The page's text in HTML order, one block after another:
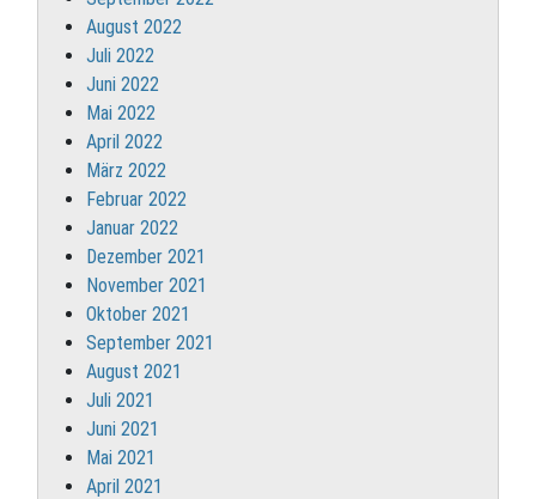
August 2022
Juli 2022
Juni 2022
Mai 2022
April 2022
März 2022
Februar 2022
Januar 2022
Dezember 2021
November 2021
Oktober 2021
September 2021
August 2021
Juli 2021
Juni 2021
Mai 2021
April 2021